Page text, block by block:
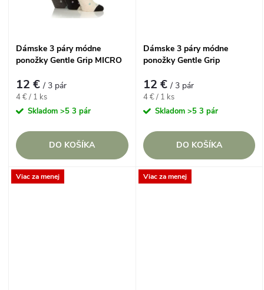
o
v
vDámske 3 páry módne
ponožky Gentle Grip MICRO
12 €/ 3 pár
Jednotková
cena:
4 € / 1 ks
Skladom >5 3 pár
DO KOŠÍKA
Dámske 3 páry módne
ponožky Gentle Grip
gumičiek
12 €/ 3 pár
Jednotková
cena:
4 € / 1 ks
Skladom >5 3 pár
DO KOŠÍKA
Viac za menej Viac za menej